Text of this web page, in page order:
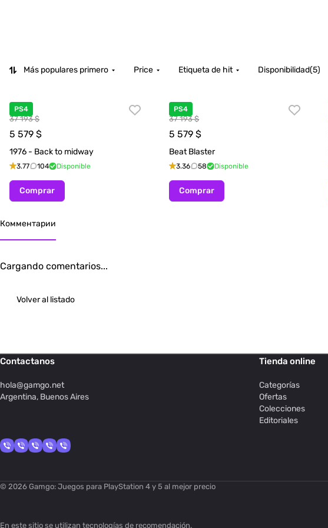
Más populares primero Price Etiqueta de hit Disponibilidad(5)
PS4
37 193 $
5 579 $
1976 - Back to midway
3.77 104 Disponible
Comprar
PS4
37 193 $
5 579$
Beat Blaster
3.36 58 Disponible
Comprar
Комментарии
Cargando comentarios...
Volver al listado
Contactanos
hola@gamgo.net
Argentina, Buenos Aires
Tienda online
Categorías
Ofertas
Colecciones
Editoriales
© 2026 Gamgo: Juegos para PlayStation 4 y 5 al mejor precio
En este sitio se utilizan tecnologías de recomendación.